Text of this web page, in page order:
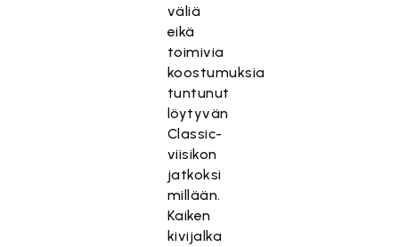
väliä
eikä
toimivia
koostumuksia
tuntunut
löytyvän
Classic-
viisikon
jatkoksi
millään.
Kaiken
kivijalka